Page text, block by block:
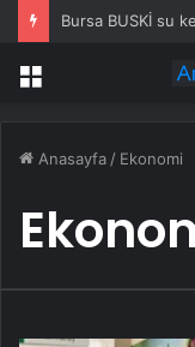
Menü
Anasayfa / Ekonomi